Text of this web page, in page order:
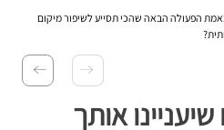
הפעולה הבאה שהכי תסייע לשיפור מיקום
אותך